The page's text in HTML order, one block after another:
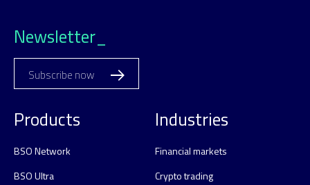
Newsletter_
Subscribe now
Products
BSO Network
BSO Ultra
Industries
Financial markets
Crypto trading